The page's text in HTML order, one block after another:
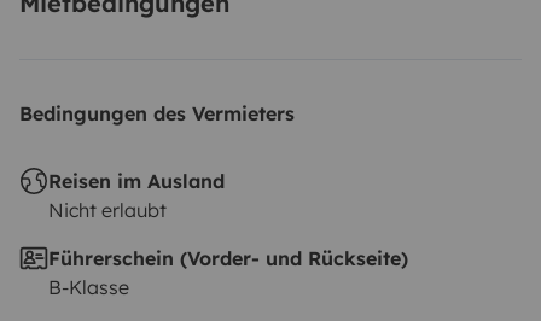
Bedingungen des Vermieters
Reisen im Ausland
Nicht erlaubt
Führerschein (Vorder- und Rückseite)
B-Klasse